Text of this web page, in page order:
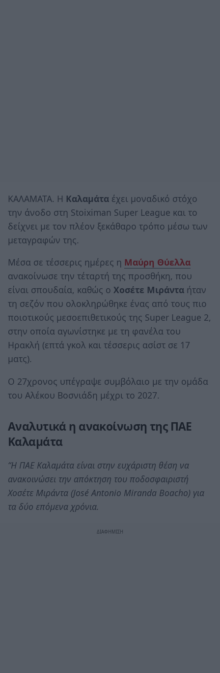
ΚΑΛΑΜΑΤΑ. Η Καλαμάτα έχει μοναδικό στόχο
την άνοδο στη Stoiximan Super League και το
δείχνει με τον πλέον ξεκάθαρο τρόπο μέσω των
μεταγραφών της.
Μέσα σε τέσσερις ημέρες η Μαύρη Θύελλα
ανακοίνωσε την τέταρτή της προσθήκη, που
είναι σπουδαία, καθώς ο Χοσέτε Μιράντα ήταν
τη σεζόν που ολοκληρώθηκε ένας από τους πιο
ποιοτικούς μεσοεπιθετικούς της Super League 2,
στην οποία αγωνίστηκε με τη φανέλα του
Ηρακλή (επτά γκολ και τέσσερις ασίστ σε 17
ματς).
Ο 27χρονος υπέγραψε συμβόλαιο με την ομάδα
του Αλέκου Βοσνιάδη μέχρι το 2027.
Αναλυτικά η ανακοίνωση της ΠΑΕ
Καλαμάτα
“Η ΠΑΕ Καλαμάτα είναι στην ευχάριστη θέση να
ανακοινώσει την απόκτηση του ποδοσφαιριστή
Χοσέτε Μιράντα (José Antonio Miranda Boacho) για
τα δύο επόμενα χρόνια.